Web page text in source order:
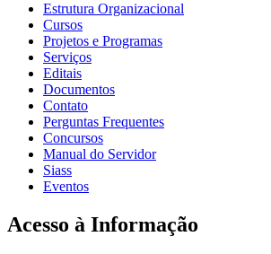
Estrutura Organizacional
Cursos
Projetos e Programas
Serviços
Editais
Documentos
Contato
Perguntas Frequentes
Concursos
Manual do Servidor
Siass
Eventos
Acesso à Informação